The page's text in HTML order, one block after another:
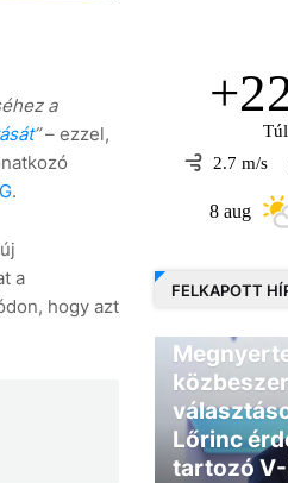
a
”– ezzel,
.
a
hogy azt
2.7 m/s
+30°C
FELKAPOTT
Lőrinc
tartozó